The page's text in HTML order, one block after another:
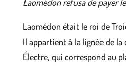
Laomédon était le roi de
Il appartient à la lignée de la
Électre, qui correspond au